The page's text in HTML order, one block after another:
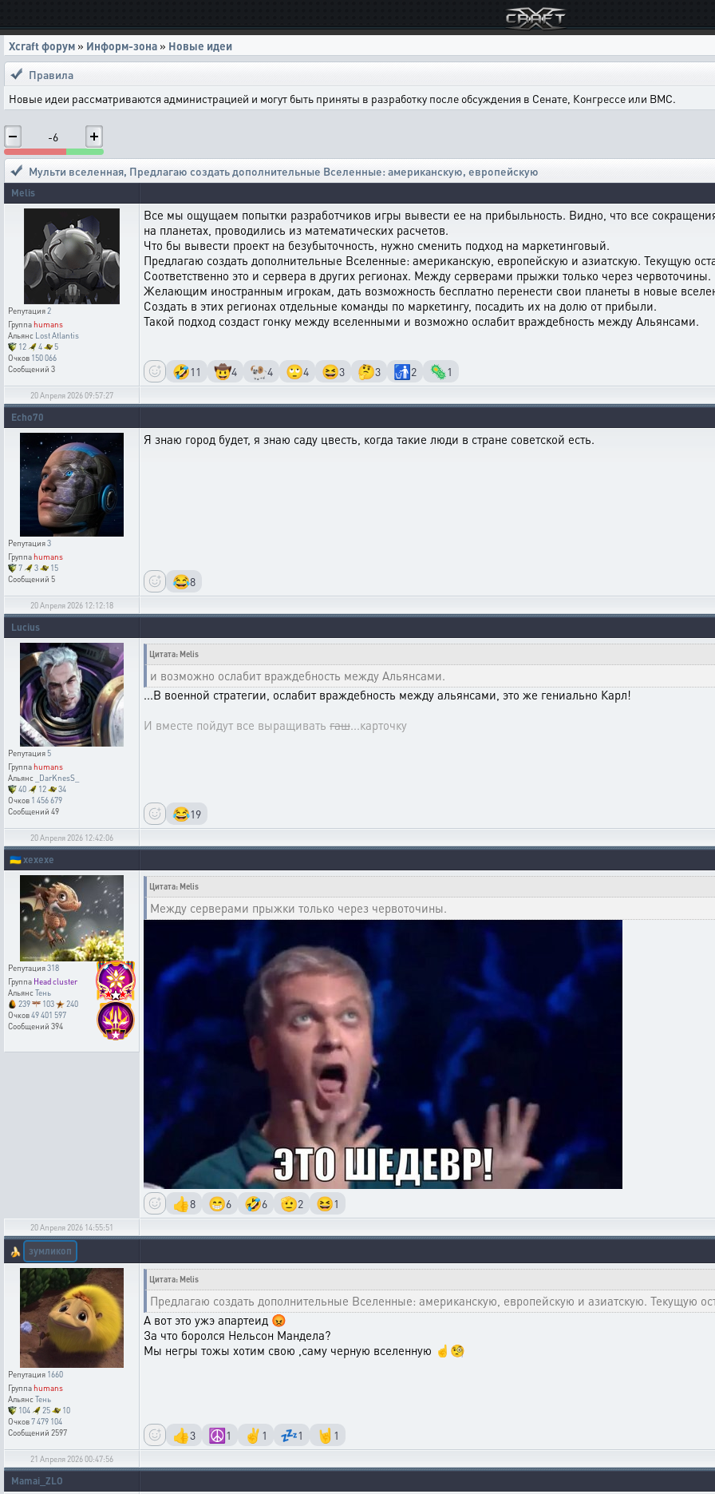
Xcraft форум » Информ-зона » Новые идеи
Правила
Новые идеи рассматриваются администрацией и могут быть приняты в разработку после обсуждения в Сенате, Конгрессе или ВМС.
-6
Мульти вселенная, Предлагаю создать дополнительные Вселенные: американскую, европейскую
Melis
Репутация2
Группаhumans
Альянс Lost Atlantis
12
4
5
Очков 150 066
Сообщений 3
Все мы ощущаем попытки разработчиков игры вывести ее на прибыльность. Видно, что все
на планетах, проводились из математических расчетов.
Что бы вывести проект на безубыточность, нужно сменить подход на маркетинговый.
Предлагаю создать дополнительные Вселенные: американскую, европейскую и азиатскую. Текущую
Соответственно это и сервера в других регионах. Между серверами прыжки только через червоточины.
Желающим иностранным игрокам, дать возможность бесплатно перенести свои планеты в новые
Создать в этих регионах отдельные команды по маркетингу, посадить их на долю от прибыли.
Такой подход создаст гонку между вселенными и возможно ослабит враждебность между Альянсами.
🤣11 🤠4 🐏4 🙄4 😆3 🤔3 🚮2 🦠1
20 Апреля 2026 09:57:27
Echo70
Репутация3
Группаhumans
7
3
15
Сообщений 5
Я знаю город будет, я знаю саду цвесть, когда такие люди в стране советской есть.
😂8
20 Апреля 2026 12:12:18
Lucius
Репутация 5
Группаhumans
Альянс
_DarKnesS_
40
12
34
Очков 1 456 679
Сообщений 49
Цитата: Melis
и возможно ослабит враждебность между Альянсами.
...В военной стратегии, ослабит враждебность между альянсами, это же гениально Карл!
И вместе пойдут все выращивать гаш...карточку
😂19
20 Апреля 2026 12:42:06
🇺🇦xexexe
Репутация318
Группа Head cluster
АльянсТень
239
103
240
Очков49 401 597
Сообщений 394
Цитата: Melis
Между серверами прыжки только через червоточины.
👍8 😁6 🤣6 🫡2 😆1
20 Апреля 2026 14:55:51
🍌 зумликоп
Репутация 1660
Группаhumans
АльянсТень
104
25
10
Очков7 479 104
Сообщений 2597
Цитата: Melis
Предлагаю создать дополнительные Вселенные: американскую, европейскую и азиатскую. Текущую
А вот это ужэ апартеид 😡
За что боролся Нельсон Мандела?
Мы негры тожы хотим свою ,саму черную вселенную ☝️🧐
👍3 ☮️1 ✌️ 1 💤1 🤘 1
21 Апреля 2026 00:47:56
Mamai_ZLO